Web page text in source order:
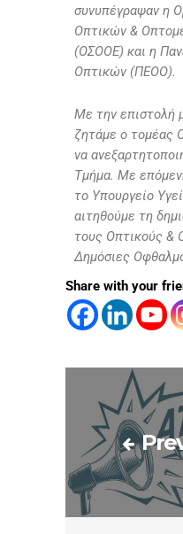
συνυπέγραψαν η
Οπτικών &
(ΟΣΟΟΕ) και η
Οπτικών (ΠΕΟΟ).
Με την επιστολή
ζητάμε ο τομέας
να
Τμήμα. Με
το Υπουργείο
αιτηθούμε τη
τους Οπτικούς &
Δημόσιες
Share with your